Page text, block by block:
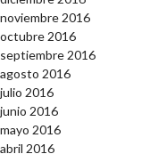
noviembre 2016
octubre 2016
septiembre 2016
agosto 2016
julio 2016
junio 2016
mayo 2016
abril 2016